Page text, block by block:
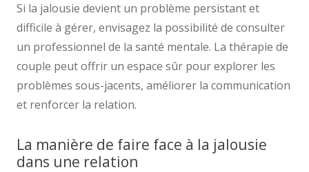
Si la jalousie devient un problème persistant et
difficile à gérer, envisagez la possibilité de consulter
un professionnel de la santé mentale. La thérapie de
couple peut offrir un espace sûr pour explorer les
problèmes sous-jacents, améliorer la communication
et renforcer la relation.
La manière de faire face à la jalousie
dans une relation